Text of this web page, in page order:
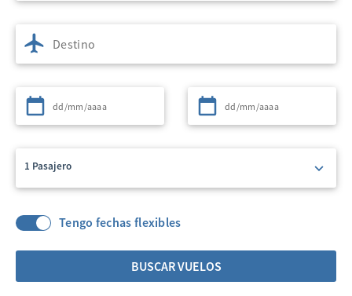
Destino
Partida Regreso
1 Pasajero
Tengo fechas flexibles
BUSCAR VUELOS